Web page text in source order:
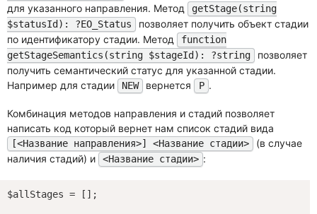
для указанного направления. Метод
getStage(string
$statusId): ?EO_Status
позволяет получить объект стадии
по идентификатору стадии. Метод
function
getStageSemantics(string $stageId): ?string
позволяет
получить семантический статус для указанной стадии.
Например для стадии
NEW вернется P .
Комбинация методов направления и стадий позволяет
написать код который вернет нам список стадий вида
[<Название направления>] <Название стадии>
(в случае
наличия стадий) и
<Название стадии> :
$allStages = [];